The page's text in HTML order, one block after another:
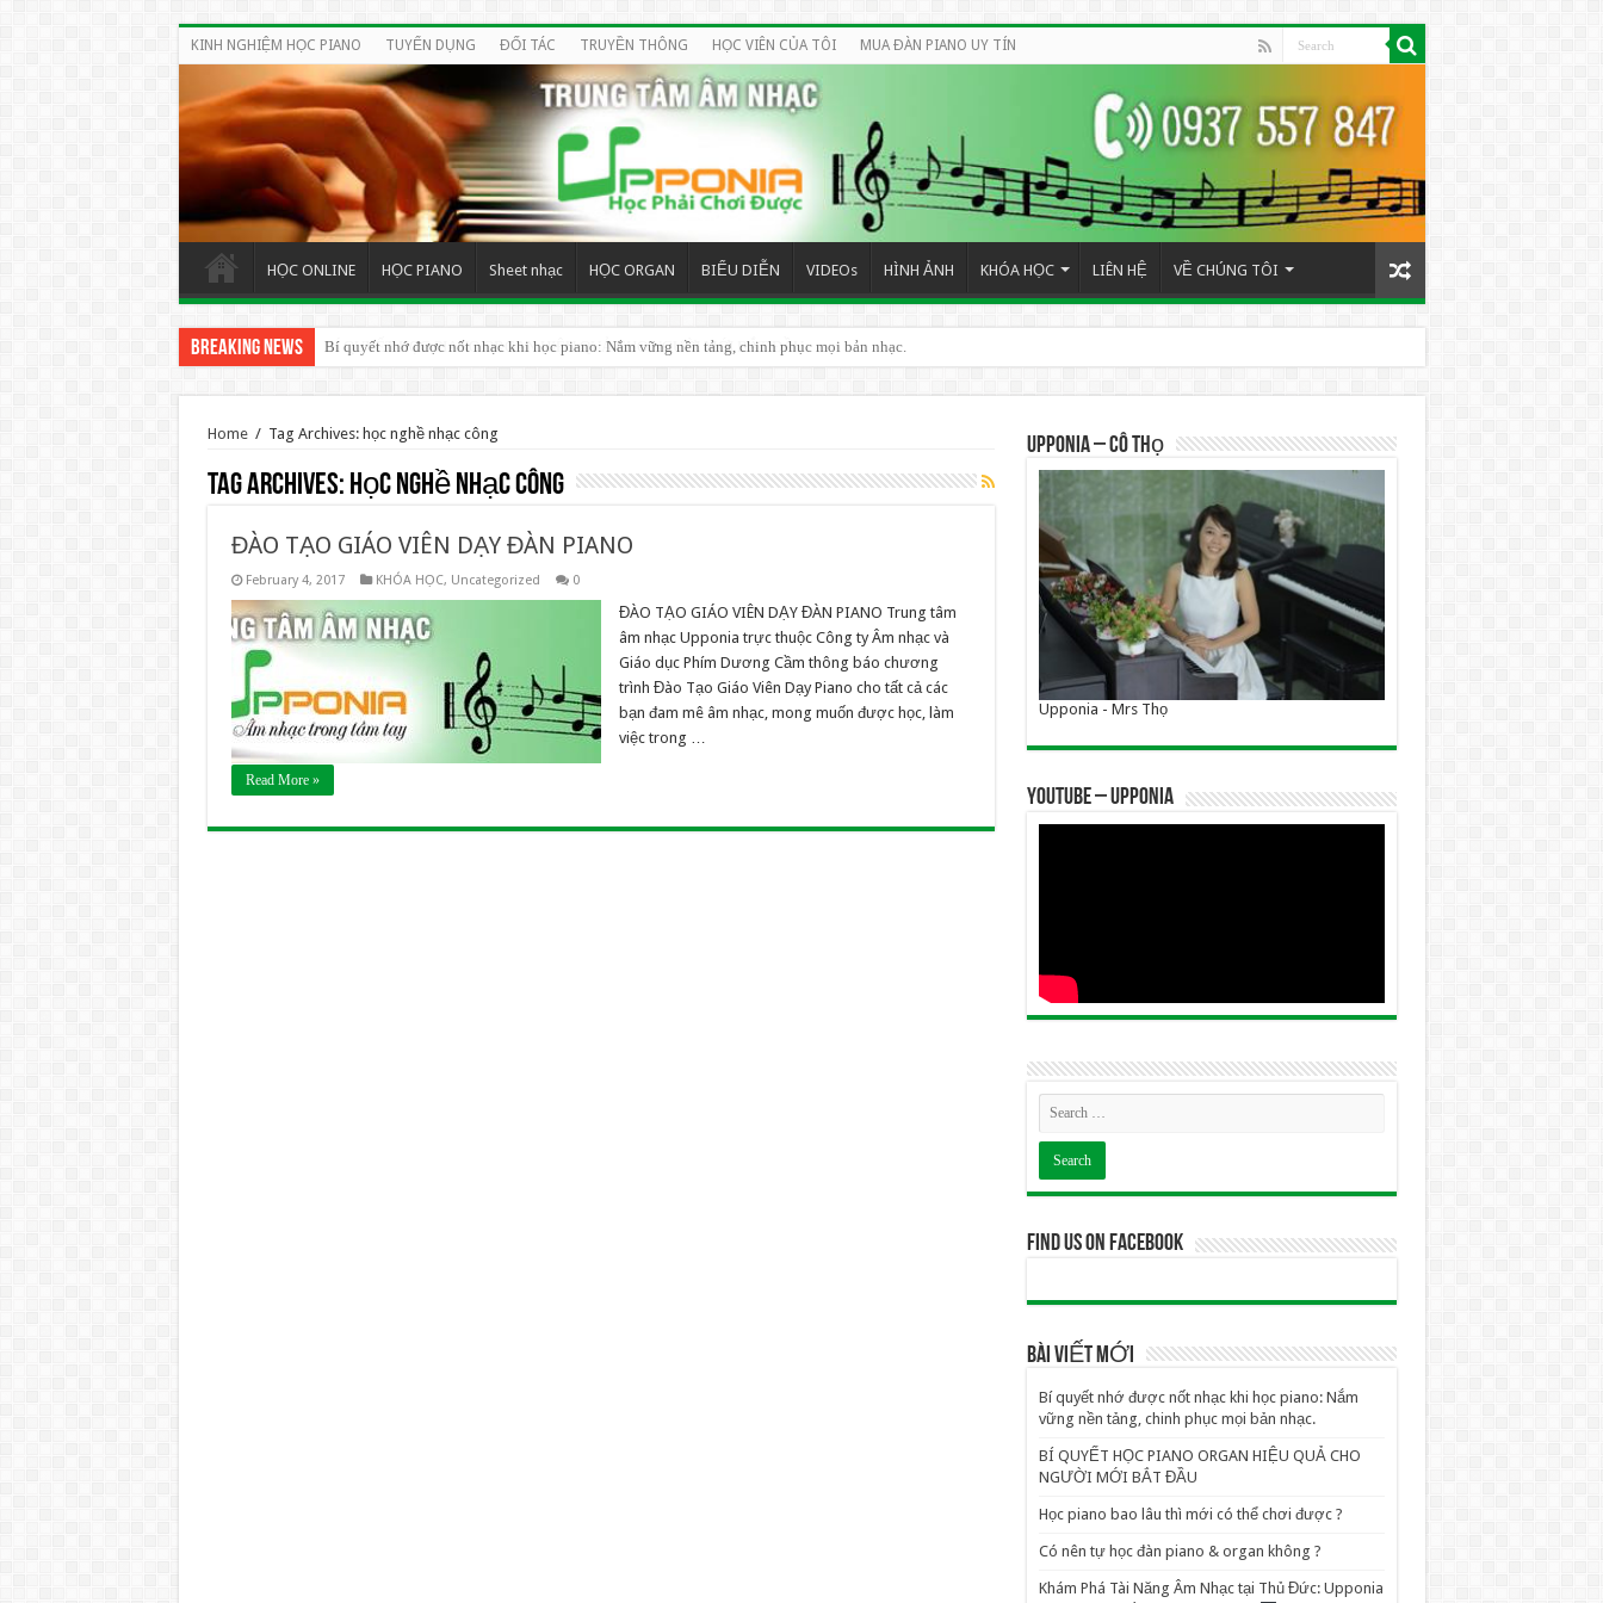
KINH NGHIỆM HỌC PIANO TUYỂN DỤNG ĐỐI TÁC TRUYỀN THÔNG HỌC VIÊN CỦA TÔI MUA ĐÀN PIANO UY TÍN
HỌC ONLINE HỌC PIANO Sheet nhạc HỌC ORGAN BIỂU DIỄN VIDEOs HÌNH ẢNH KHÓA HỌC LIÊN HỆ VỀ CHÚNG TÔI
Breaking News Bí quyết nhớ được nốt nhạc khi học piano: Nắm vững nền tảng, chinh phục mọi bản nhạc.
BÍ QUYẾT HỌC PIANO ORGAN HIỆU QUẢ CHO NGƯỜI MỚI BẮT ĐẦU
Home / Tag Archives: học nghề nhạc công
Tag Archives: học nghề nhạc công
ĐÀO TẠO GIÁO VIÊN DẠY ĐÀN PIANO
February 4, 2017 KHÓA HỌC, Uncategorized 0
ĐÀO TẠO GIÁO VIÊN DẠY ĐÀN PIANO Trung tâm
âm nhạc Upponia trực thuộc Công ty Âm nhạc và
Giáo dục Phím Dương Cầm thông báo chương
trình Đào Tạo Giáo Viên Dạy Piano cho tất cả các
bạn đam mê âm nhạc, mong muốn được học, làm
việc trong …
Read More »
UPPONIA – Cô Thọ
Upponia - Mrs Thọ
YOUTUBE – UPPONIA
Find us on Facebook
BÀI VIẾT MỚI
Bí quyết nhớ được nốt nhạc khi học piano: Nắm
vững nền tảng, chinh phục mọi bản nhạc.
BÍ QUYẾT HỌC PIANO ORGAN HIỆU QUẢ CHO
NGƯỜI MỚI BẮT ĐẦU
Học piano bao lâu thì mới có thể chơi được ?
Có nên tự học đàn piano & organ không ?
Khám Phá Tài Năng Âm Nhạc tại Thủ Đức: Upponia